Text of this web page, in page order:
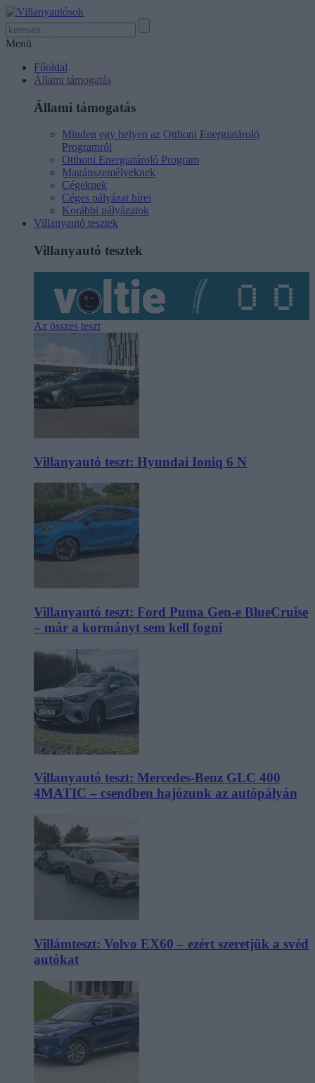
Menü
Főoldal
Állami támogatás
Állami támogatás
Minden egy helyen az Otthoni Energiatároló
Programról
Otthoni Energiatároló Program
Magánszemélyeknek
Cégeknek
Céges pályázat hírei
Korábbi pályázatok
Villanyautó tesztek
Villanyautó tesztek
Az összes teszt
Villanyautó teszt: Hyundai Ioniq 6 N
Villanyautó teszt: Ford Puma Gen-e BlueCruise
– már a kormányt sem kell fogni
Villanyautó teszt: Mercedes-Benz GLC 400
4MATIC – csendben hajózunk az autópályán
Villámteszt: Volvo EX60 – ezért szeretjük a svéd
autókat